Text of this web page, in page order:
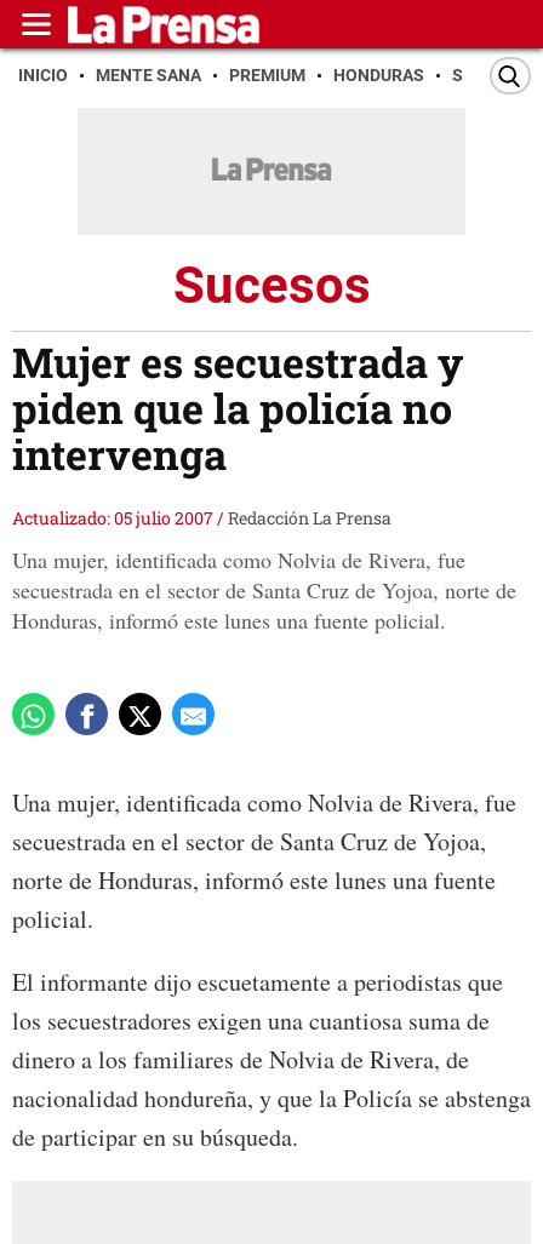
INICIO MENTE SANA PREMIUM HONDURAS SAN PEDRO
Sucesos
Mujer es secuestrada y
piden que la policía no
intervenga
Actualizado: 05 julio 2007/Redacción La Prensa
Una mujer, identificada como Nolvia de Rivera, fue
secuestrada en el sector de Santa Cruz de Yojoa, norte de
Honduras, informó este lunes una fuente policial.
Una mujer, identificada como Nolvia de Rivera, fue
secuestrada en el sector de Santa Cruz de Yojoa,
norte de Honduras, informó este lunes una fuente
policial.
El informante dijo escuetamente a periodistas que
los secuestradores exigen una cuantiosa suma de
dinero a los familiares de Nolvia de Rivera, de
nacionalidad hondureña, y que la Policía se abstenga
de participar en su búsqueda.